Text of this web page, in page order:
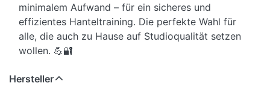
minimalem Aufwand – für ein sicheres und
effizientes Hanteltraining. Die perfekte Wahl für
alle, die auch zu Hause auf Studioqualität setzen
wollen. 💪🔐
Hersteller